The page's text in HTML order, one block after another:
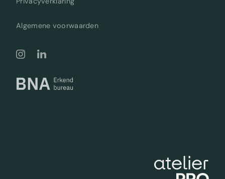
Algemene voorwaarden